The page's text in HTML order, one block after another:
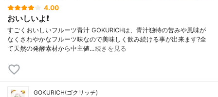
4.00
おいしいよ❗
すごくおいしいフルーツ青汁 GOKURICHは、青汁独特の苦みや風味が
なくさわやかなフルーツ味なので美味しく飲み続ける事が出来ます?全
て天然の発酵素材から中主値…続きを見る
GOKURICH(ゴクリッチ)